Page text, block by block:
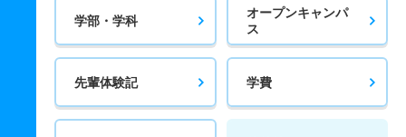
学部・学科
オープンキャンパ
ス
先輩体験記 学費